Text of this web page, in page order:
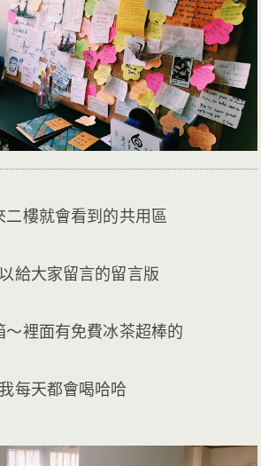
二樓就會看到的共用區
給大家留言的留言版
～裡面有免費冰茶超棒的
我每天都會喝哈哈